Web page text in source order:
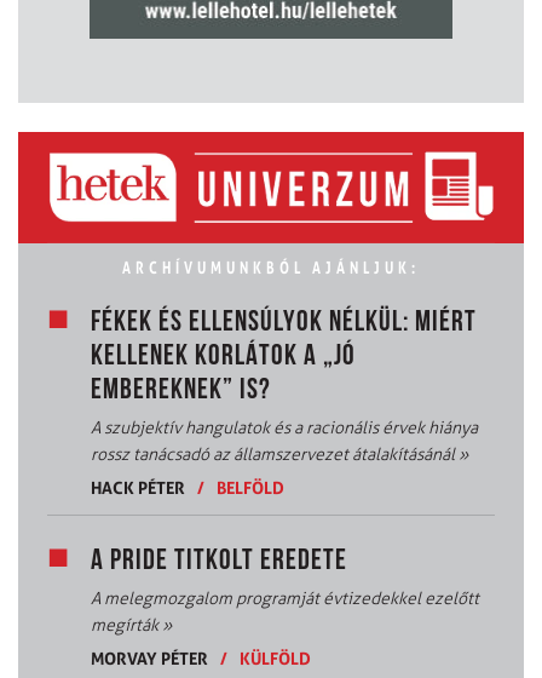
ARCHÍVUMUNKBÓL AJÁNLJUK:
FÉKEK ÉS ELLENSÚLYOK NÉLKÜL: MIÉRT
KELLENEK KORLÁTOK A „JÓ
EMBEREKNEK” IS?
A szubjektív hangulatok és a racionális érvek hiánya
rossz tanácsadó az államszervezet átalakításánál»
HACK PÉTER
/ BELFÖLD
A PRIDE TITKOLT EREDETE
A melegmozgalom programját évtizedekkel ezelőtt
megírták»
MORVAY PÉTER
/ KÜLFÖLD